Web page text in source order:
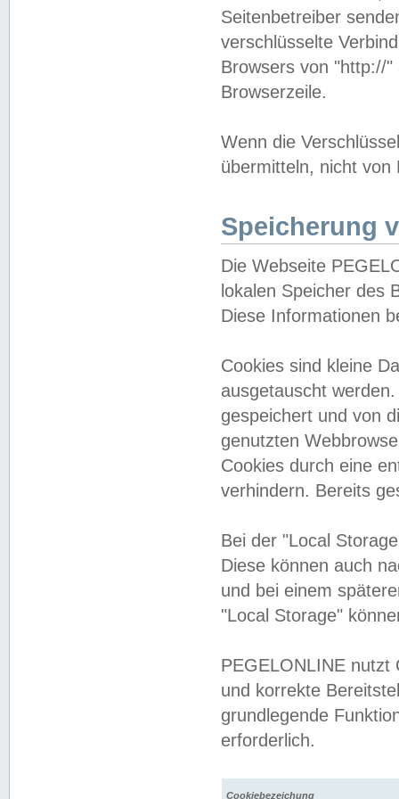
Seitenbetreiber
verschlüsselte
Browsers von "http://
Browserzeile.
Wenn die
übermitteln, nicht von
Speicherung
Die Webseite
lokalen Speicher des
Diese Informationen
Cookies sind kleine
ausgetauscht
gespeichert und von
genutzten
Cookies durch eine
verhindern. Bereits
Bei der "Local
Diese können auch
und bei einem
"Local Storage"
PEGELONLINE nutzt
und korrekte
grundlegende
erforderlich.
Cookiebezeichung